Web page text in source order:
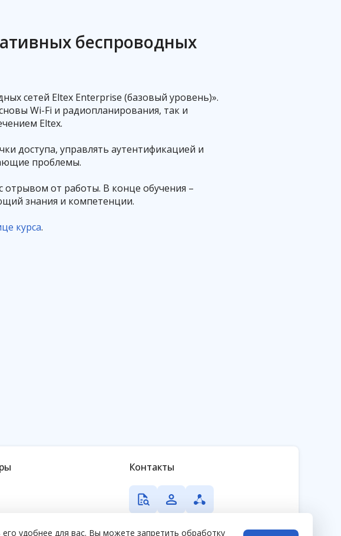
беспроводных
сетей Eltex Enterprise (базовый уровень)».
Wi-Fi и радиопланирования, так и
Eltex.
доступа, управлять аутентификацией и
проблемы.
отрывом от работы. В конце обучения –
знания и компетенции.
курса.
Контакты
удобнее для вас. Вы можете запретить обработку